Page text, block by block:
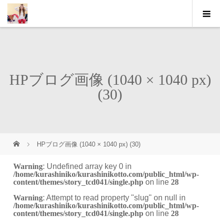
HPブログ画像 (1040 × 1040 px)
(30)
HPブログ画像 (1040 × 1040 px) (30)
Warning: Undefined array key 0 in
/home/kurashiniko/kurashinikotto.com/public_html/wp-
content/themes/story_tcd041/single.php on line28
Warning: Attempt to read property "slug" on null in
/home/kurashiniko/kurashinikotto.com/public_html/wp-
content/themes/story_tcd041/single.php on line28